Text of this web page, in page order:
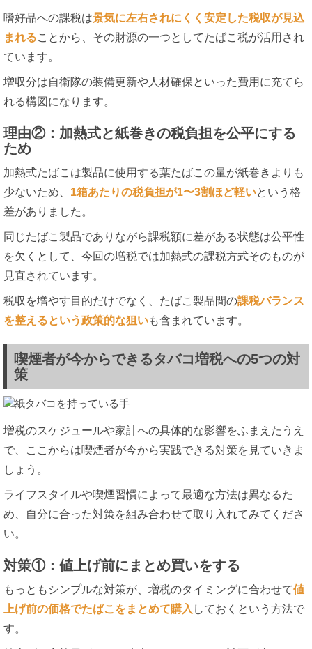
嗜好品への課税は景気に左右されにくく安定した税収が見込
まれることから、その財源の一つとしてたばこ税が活用され
ています。
増収分は自衛隊の装備更新や人材確保といった費用に充てら
れる構図になります。
理由②：加熱式と紙巻きの税負担を公平にする
ため
加熱式たばこは製品に使用する葉たばこの量が紙巻きよりも
少ないため、 1箱あたりの税負担が1〜3割ほど軽いという格
差がありました。
同じたばこ製品でありながら課税額に差がある状態は公平性
を欠くとして、今回の増税では加熱式の課税方式そのものが
見直されています。
税収を増やす目的だけでなく、たばこ製品間の課税バランス
を整えるという政策的な狙いも含まれています。
喫煙者が今からできるタバコ増税への5つの対
策
増税のスケジュールや家計への具体的な影響をふまえたうえ
で、ここからは喫煙者が今から実践できる対策を見ていきま
しょう。
ライフスタイルや喫煙習慣によって最適な方法は異なるた
め、自分に合った対策を組み合わせて取り入れてみてくださ
い。
対策①：値上げ前にまとめ買いをする
もっともシンプルな対策が、増税のタイミングに合わせて値
上げ前の価格でたばこをまとめて購入 しておくという方法で
す。